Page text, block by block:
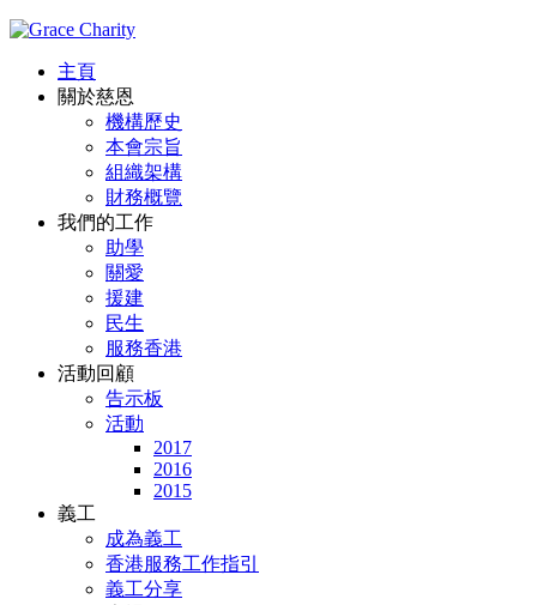
主頁
關於慈恩
機構歷史
本會宗旨
組織架構
財務概覽
我們的工作
助學
關愛
援建
民生
服務香港
活動回顧
告示板
活動
2017
2016
2015
義工
成為義工
香港服務工作指引
義工分享